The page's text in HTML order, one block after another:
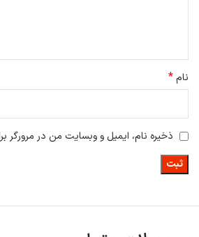
نام*
ذخیره نام، ایمیل و وبسایت من در مرورگر